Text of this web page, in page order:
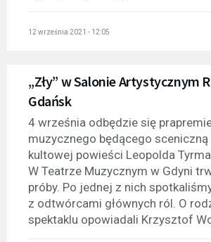
12 września 2021 - 12:05
„Zły” w Salonie Artystycznym
Gdańsk
4 września odbędzie się
muzycznego będącego
kultowej powieści Leopolda
W Teatrze Muzycznym w Gdyni
próby. Po jednej z nich
z odtwórcami głównych ról. O
spektaklu opowiadali Krzysztof